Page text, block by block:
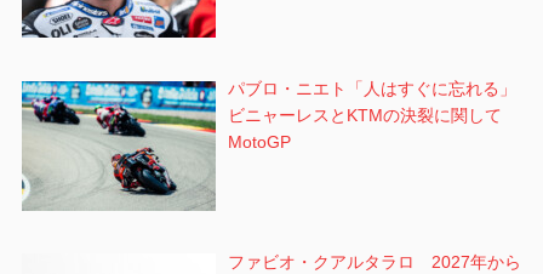
パブロ・ニエト「人はすぐに忘れる」
ビニャーレスとKTMの決裂に関して
MotoGP
ファビオ・クアルタラロ 2027年から